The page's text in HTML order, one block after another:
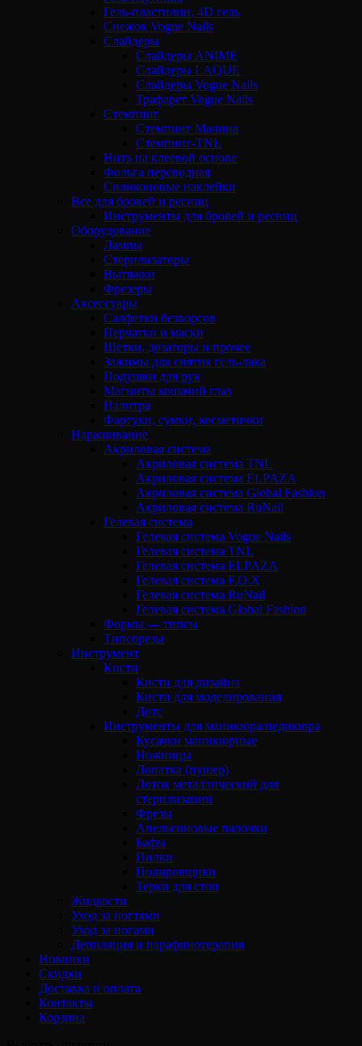
Гель-пластилин, 4D гель
Снежок Vogue Nails
Слайдеры
Слайдеры ANIME
Слайдеры LAQUE
Слайдеры Vogue Nails
Трафарет Vogue Nails
Стемпинг
Стемпинг Малина
Стемпинг-TNL
Нить на клеевой основе
Фольга переводная
Силиконовые наклейки
Все для бровей и ресниц
Инструменты для бровей и ресниц
Оборудование
Лампы
Стерилизаторы
Вытяжки
Фрезеры
Аксессуары
Салфетки безворсов
Перчатки и маски
Щетки, дозаторы и прочее
Зажимы для снятия гель-лака
Подушки для рук
Магниты кошачий глаз
Палитра
Фартуки, сумки, косметички
Наращивание
Акриловая система
Акриловая система TNL
Акриловая система ELPAZA
Акриловая система Global Fashion
Акриловая система RuNail
Гелевая система
Гелевая система Vogue Nails
Гелевая система TNL
Гелевая система ELPAZA
Гелевая система F.O.X
Гелевая система RuNail
Гелевая система Global Fashion
Формы — типсы
Типсорезы
Инструмент
Кисти
Кисти для дизайна
Кисти для моделирования
Дотс
Инструменты для маникюра/педикюра
Кусачки маникюрные
Ножницы
Лопатка (пушер)
Лоток металлический для
стерилизации
Фрезы
Апельсиновые палочки
Бафы
Пилки
Полировщики
Терки для стоп
Жидкости
Уход за ногтями
Уход за ногами
Депиляция и парафинотерапия
Новинки
Скидки
Доставка и оплата
Контакты
Корзина